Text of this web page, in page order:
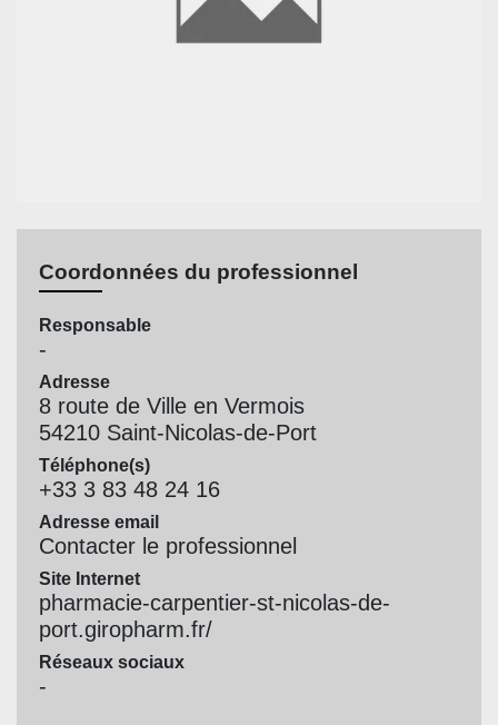
Coordonnées du professionnel
Responsable
-
Adresse
8 route de Ville en Vermois
54210 Saint-Nicolas-de-Port
Téléphone(s)
+33 3 83 48 24 16
Adresse email
Contacter le professionnel
Site Internet
pharmacie-carpentier-st-nicolas-de-
port.giropharm.fr/
Réseaux sociaux
-